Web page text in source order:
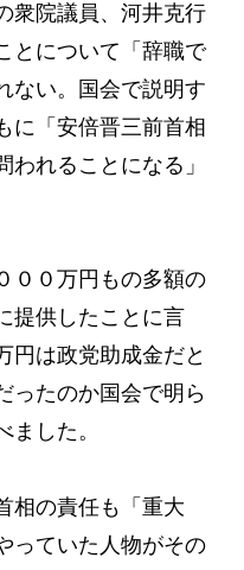
衆院議員、河井克行
とについて「辞職で
ない。国会で説明す
に「安倍晋三前首相
われることになる」
００万円もの多額の
提供したことに言
円は政党助成金だと
ったのか国会で明ら
した。
相の責任も「重大
っていた人物がその